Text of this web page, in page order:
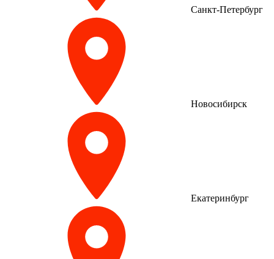
Санкт-Петербург
Новосибирск
Екатеринбург